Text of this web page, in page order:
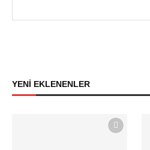
YENİ EKLENENLER